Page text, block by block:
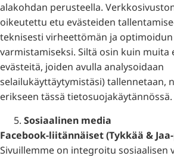
alakohdan perusteella.
oikeutettu etu evästeiden
teknisesti virheettömän ja
varmistamiseksi. Siltä osin kuin muita
evästeitä, joiden avulla analysoidaan
selailukäyttäytymistäsi) tallennetaan,
erikseen tässä tietosuojakäytännössä.
Sosiaalinen media
Facebook-liitännäiset (Tykkää &
Sivuillemme on integroitu sosiaalisen